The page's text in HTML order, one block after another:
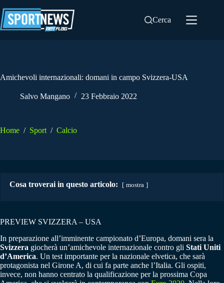
al
contenuto
Cerca
Amichevoli internazionali: domani in campo Svizzera-USA
Salvo Mangano 23 Febbraio 2022
Home / Sport / Calcio
Cosa troverai in questo articolo: mostra
PREVIEW SVIZZERA – USA
In preparazione all’imminente campionato d’Europa, domani sera la
Svizzera giocherà un’amichevole internazionale contro gli Stati Uniti
d’America. Un test importante per la nazionale elvetica, che sarà
protagonista nel Girone A, di cui fa parte anche l’Italia. Gli ospiti,
invece, non hanno centrato la qualificazione per la prossima Copa